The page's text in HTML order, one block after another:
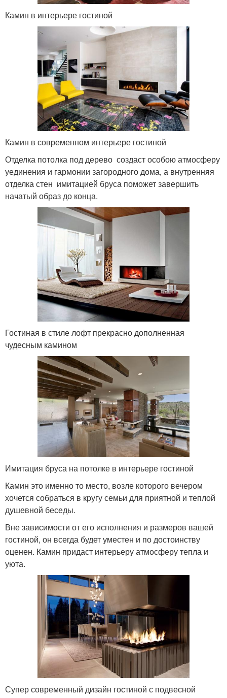
Камин в интерьере гостиной
Камин в современном интерьере гостиной
Отделка потолка под дерево создаст особою атмосферу
уединения и гармонии загородного дома, а внутренняя
отделка стен имитацией бруса поможет завершить
начатый образ до конца.
Гостиная в стиле лофт прекрасно дополненная
чудесным камином
Имитация бруса на потолке в интерьере гостиной
Камин это именно то место, возле которого вечером
хочется собраться в кругу семьи для приятной и теплой
душевной беседы.
Вне зависимости от его исполнения и размеров вашей
гостиной, он всегда будет уместен и по достоинству
оценен. Камин придаст интерьеру атмосферу тепла и
уюта.
Супер современный дизайн гостиной с подвесной